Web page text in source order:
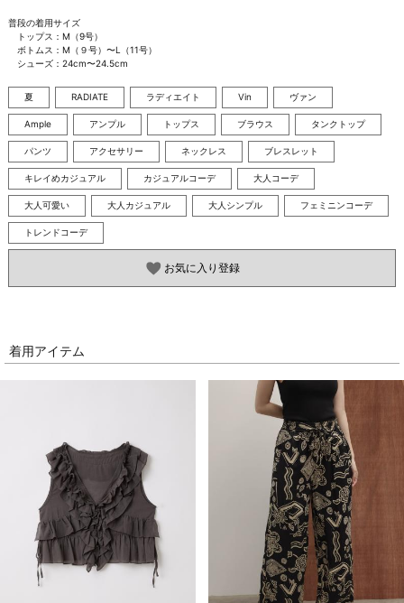
普段の着用サイズ
トップス：M（9号）
ボトムス：M（９号）〜L（11号）
シューズ：24cm〜24.5cm
夏 RADIATE ラディエイト Vin ヴァン
Ample アンプル トップス ブラウス タンクトップ
パンツ アクセサリー ネックレス ブレスレット
キレイめカジュアル カジュアルコーデ 大人コーデ
大人可愛い 大人カジュアル 大人シンプル フェミニンコーデ
トレンドコーデ
お気に入り登録
着用アイテム